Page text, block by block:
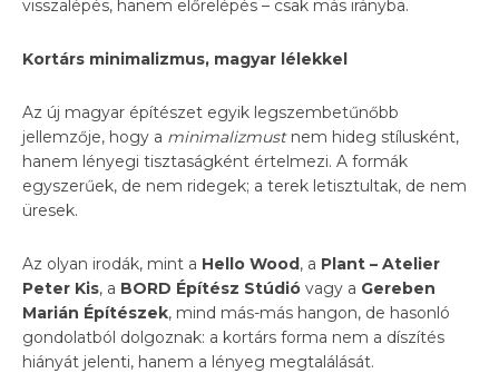
visszalépés, hanem előrelépés – csak más irányba.
Kortárs minimalizmus, magyar lélekkel
Az új magyar építészet egyik legszembetűnőbb
jellemzője, hogy a minimalizmustnem hideg stílusként,
hanem lényegi tisztaságként értelmezi. A formák
egyszerűek, de nem ridegek; a terek letisztultak, de nem
üresek.
Az olyan irodák, mint a Hello Wood, a Plant – Atelier
Peter Kis, a BORD Építész Stúdió vagy a Gereben
Marián Építészek, mind más-más hangon, de hasonló
gondolatból dolgoznak: a kortárs forma nem a díszítés
hiányát jelenti, hanem a lényeg megtalálását.